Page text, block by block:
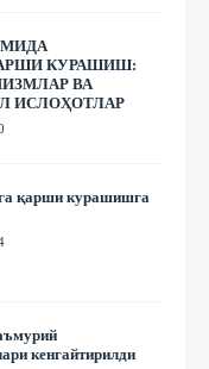
КУРАШИШ:
ВА
ИСЛОҲОТЛАР
қарши курашишга
кенгайтирилди